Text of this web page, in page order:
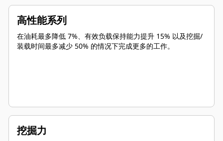
高性能系列
在油耗最多降低 7%、有效负载保持能力提升 15% 以及挖掘/
装载时间最多减少 50% 的情况下完成更多的工作。
挖掘力